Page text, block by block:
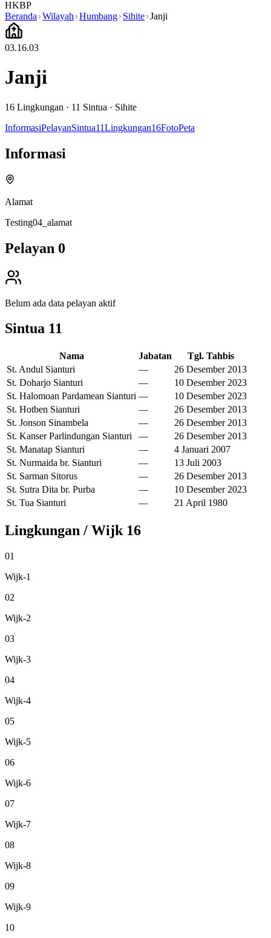
HKBP
Beranda Wilayah Humbang Sihite Janji
03.16.03
Janji
16 Lingkungan · 11 Sintua · Sihite
InformasiPelayanSintua11Lingkungan16FotoPeta
Informasi
Alamat
Testing04_alamat
Pelayan 0
Belum ada data pelayan aktif
Sintua 11
Nama Jabatan
Tgl. Tahbis
St. Andul Sianturi
—
26 Desember 2013
St. Doharjo Sianturi
—
10 Desember 2023
St. Halomoan Pardamean Sianturi —
10 Desember 2023
St. Hotben Sianturi
—
26 Desember 2013
St. Jonson Sinambela
—
26 Desember 2013
St. Kanser Parlindungan Sianturi
—
26 Desember 2013
St. Manatap Sianturi
—
4 Januari 2007
St. Nurmaida br. Sianturi
—
13 Juli 2003
St. Sarman Sitorus
—
26 Desember 2013
St. Sutra Dita br. Purba
—
10 Desember 2023
St. Tua Sianturi
— 21 April 1980
Lingkungan / Wijk 16
01
Wijk-1
02
Wijk-2
03
Wijk-3
04
Wijk-4
05
Wijk-5
06
Wijk-6
07
Wijk-7
08
Wijk-8
09
Wijk-9
10